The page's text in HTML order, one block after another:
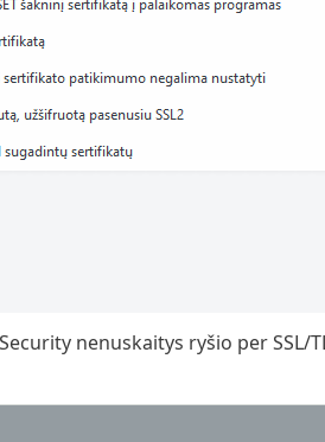
nenuskaitys ryšio per SSL/